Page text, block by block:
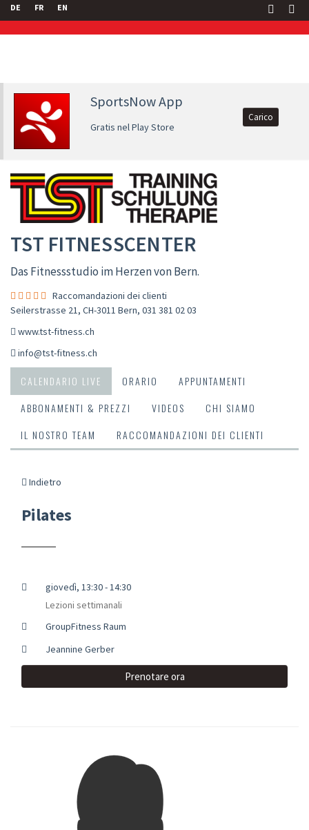
DE FR EN
SportsNow App
Gratis nel Play Store
Carico
TST FITNESSCENTER
Das Fitnessstudio im Herzen von Bern.
Raccomandazioni dei clienti
Seilerstrasse 21, CH-3011 Bern, 031 381 02 03
www.tst-fitness.ch
info@tst-fitness.ch
CALENDARIO LIVE ORARIO
APPUNTAMENTI
ABBONAMENTI & PREZZI
VIDEOS
CHI SIAMO
IL NOSTRO TEAM
RACCOMANDAZIONI DEI CLIENTI
Indietro
Pilates
giovedì, 13:30 - 14:30
Lezioni settimanali
GroupFitness Raum
Jeannine Gerber
Prenotare ora